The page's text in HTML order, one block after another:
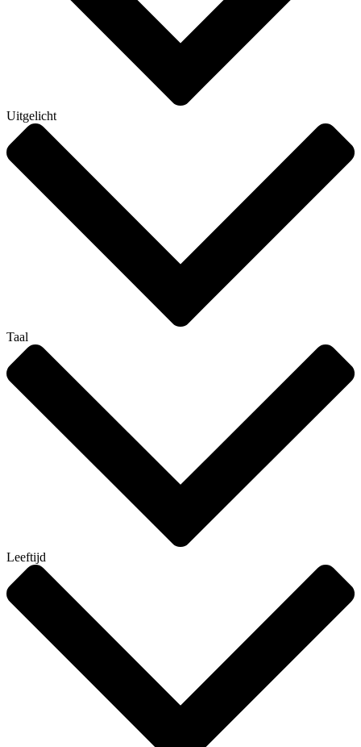
Uitgelicht
Taal
Leeftijd